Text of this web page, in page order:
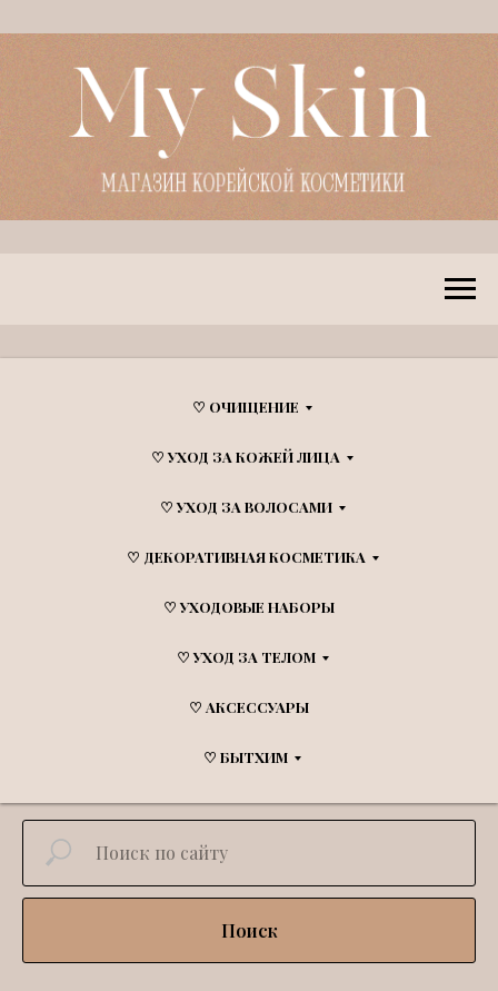
♡ ОЧИЩЕНИЕ
♡ УХОД ЗА КОЖЕЙ ЛИЦА
♡ УХОД ЗА ВОЛОСАМИ
♡ ДЕКОРАТИВНАЯ КОСМЕТИКА
♡ УХОДОВЫЕ НАБОРЫ
♡ УХОД ЗА ТЕЛОМ
♡ АКСЕССУАРЫ
♡ БЫТХИМ
Поиск